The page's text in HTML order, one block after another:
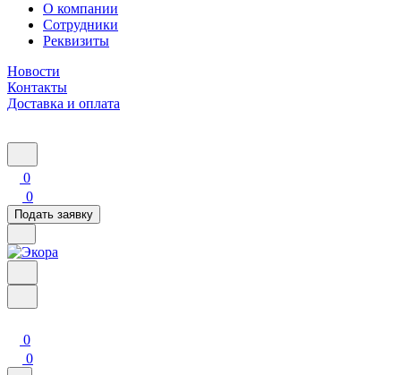
О компании
Сотрудники
Реквизиты
Новости
Контакты
Доставка и оплата
0
0
Подать заявку
0
0